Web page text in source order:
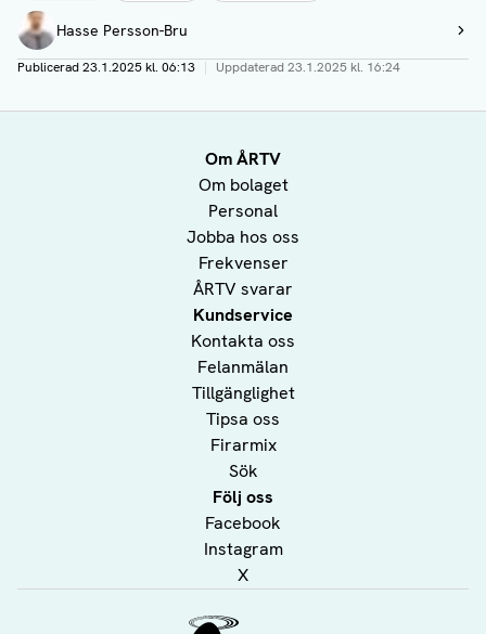
Författare
Hasse Persson-Bru
Visa profil
Publicerad23.1.2025 kl. 06:13 | Uppdaterad23.1.2025 kl. 16:24
Om ÅRTV
Om bolaget
Personal
Jobba hos oss
Frekvenser
ÅRTV svarar
Kundservice
Kontakta oss
Felanmälan
Tillgänglighet
Tipsa oss
Firarmix
Sök
Följ oss
Facebook
Instagram
X